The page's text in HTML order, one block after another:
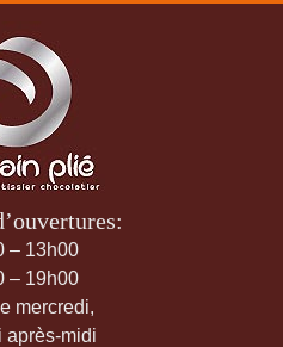
– 13h00
– 19h00
mercredi,
après-midi